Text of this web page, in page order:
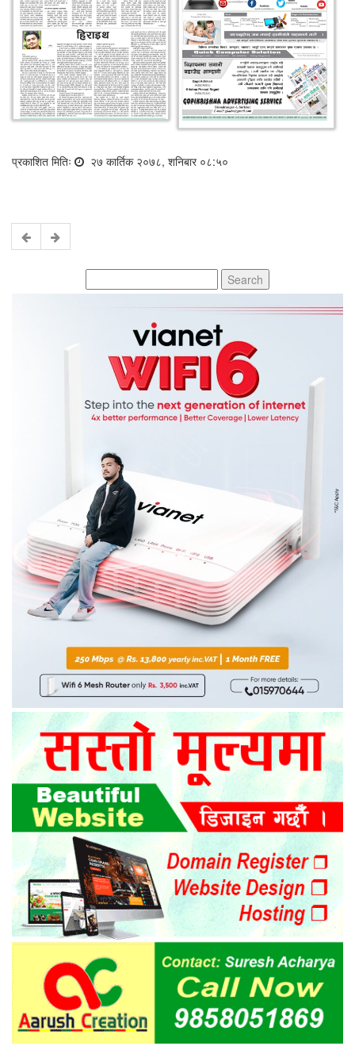
प्रकाशित मितिः २७ कार्तिक २०७८, शनिबार ०८:५०
for: